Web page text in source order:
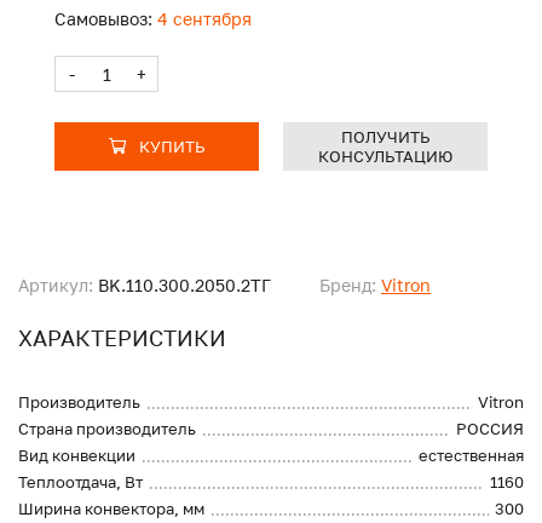
Артикул: BK.110.300.2050.2ТГ Бренд: Vitron
ХАРАКТЕРИСТИКИ
Производитель
Vitron
Страна производитель
РОССИЯ
Вид конвекции
естественная
Теплоотдача, Вт
1160
Ширина конвектора, мм
300
Самовывоз: 4 сентября
- +
КУПИТЬ
ПОЛУЧИТЬ
КОНСУЛЬТАЦИЮ